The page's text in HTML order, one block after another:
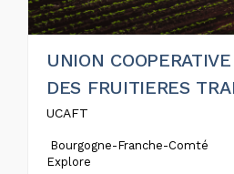
UNION
DES FRUITIERES
UCAFT
Bourgogne-Franche-Comté
Explore